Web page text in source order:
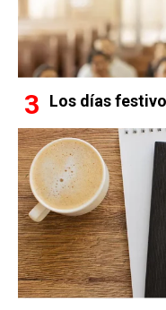
Los días